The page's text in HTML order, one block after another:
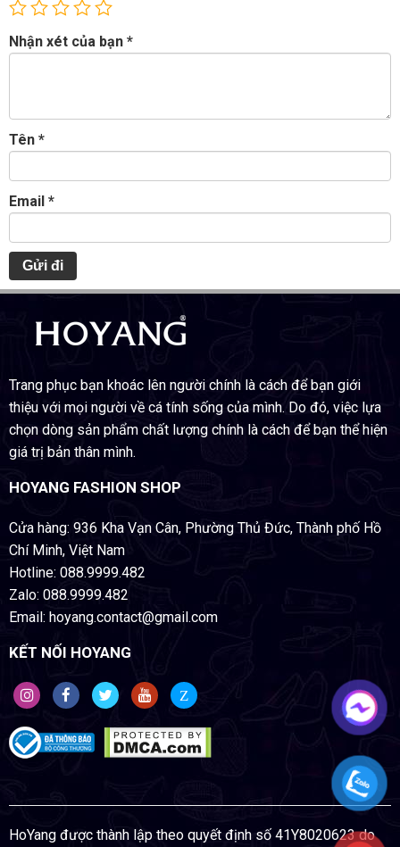
Nhận xét của bạn *
Tên *
Email *
Trang phục bạn khoác lên người chính là cách để bạn giới
thiệu với mọi người về cá tính sống của mình. Do đó, việc lựa
chọn dòng sản phẩm chất lượng chính là cách để bạn thể hiện
giá trị bản thân mình.
HOYANG FASHION SHOP
Cửa hàng: 936 Kha Vạn Cân, Phường Thủ Đức, Thành phố Hồ
Chí Minh, Việt Nam
Hotline: 088.9999.482
Zalo: 088.9999.482
Email: hoyang.contact@gmail.com
KẾT NỐI HOYANG
Z
HoYang được thành lập theo quyết định số 41Y8020623 do